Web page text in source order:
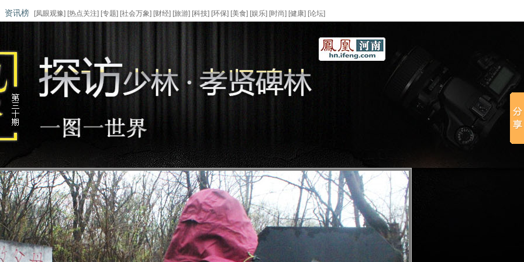
资讯榜 [凤眼观豫] [热点关注] [专题] [社会万象] [财经] [旅游] [科技] [环保] [美食] [娱乐] [时尚] [健康] [论坛]